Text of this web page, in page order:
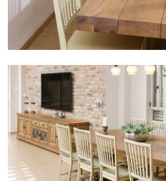
חיפוש מוצרים